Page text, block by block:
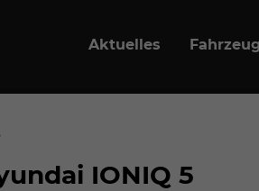
Aktuelles
IONIQ 5